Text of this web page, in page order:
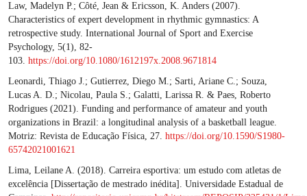
Law, Madelyn P.; Côté, Jean & Ericsson, K. Anders (2007).
Characteristics of expert development in rhythmic gymnastics: A
retrospective study. International Journal of Sport and Exercise
Psychology, 5(1), 82-
103. https://doi.org/10.1080/1612197x.2008.9671814
Leonardi, Thiago J.; Gutierrez, Diego M.; Sarti, Ariane C.; Souza,
Lucas A. D.; Nicolau, Paula S.; Galatti, Larissa R. & Paes, Roberto
Rodrigues (2021). Funding and performance of amateur and youth
organizations in Brazil: a longitudinal analysis of a basketball league.
Motriz: Revista de Educação Física, 27. https://doi.org/10.1590/S1980-
65742021001621
Lima, Leilane A. (2018). Carreira esportiva: um estudo com atletas de
excelência [Dissertação de mestrado inédita]. Universidade Estadual de